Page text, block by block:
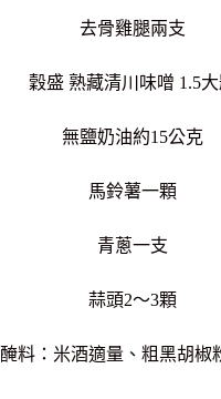
去骨雞腿兩支
穀盛 熟藏清川味噌 1.5
無鹽奶油約15公克
馬鈴薯一顆
青蔥一支
蒜頭2～3顆
醃料：米酒適量、粗黑胡椒